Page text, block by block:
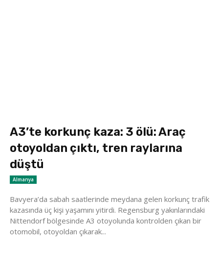
A3’te korkunç kaza: 3 ölü: Araç
otoyoldan çıktı, tren raylarına
düştü
Almanya
Bavyera’da sabah saatlerinde meydana gelen korkunç trafik
kazasında üç kişi yaşamını yitirdi. Regensburg yakınlarındaki
Nittendorf bölgesinde A3 otoyolunda kontrolden çıkan bir
otomobil, otoyoldan çıkarak...